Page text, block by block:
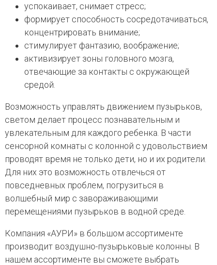
успокаивает, снимает стресс;
формирует способность сосредотачиваться,
концентрировать внимание;
стимулирует фантазию, воображение;
активизирует зоны головного мозга,
отвечающие за контакты с окружающей
средой.
Возможность управлять движением пузырьков,
светом делает процесс познавательным и
увлекательным для каждого ребенка. В части
сенсорной комнаты с колонной с удовольствием
проводят время не только дети, но и их родители.
Для них это возможность отвлечься от
повседневных проблем, погрузиться в
волшебный мир с завораживающими
перемещениями пузырьков в водной среде.
Компания «АУРИ» в большом ассортименте
производит воздушно-пузырьковые колонны. В
нашем ассортименте вы сможете выбрать